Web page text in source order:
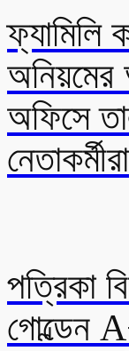
ফ্যামিলি
অফিসে
নেতাকর্মীরা
পত্রিকা
গোল্ডেন